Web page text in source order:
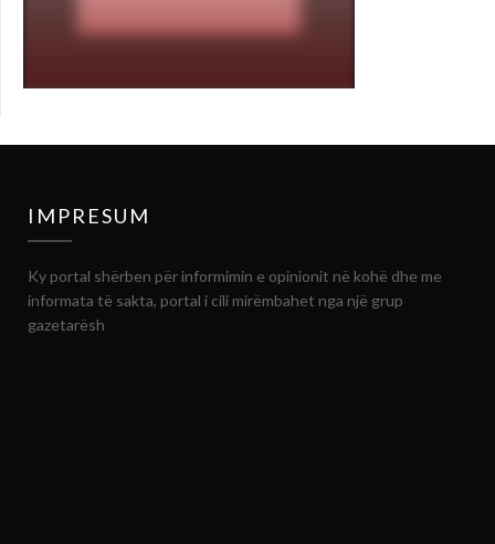
IMPRESUM
Ky portal shërben për informimin e opinionit në kohë dhe me
informata të sakta, portal i cili mirëmbahet nga një grup
gazetarësh